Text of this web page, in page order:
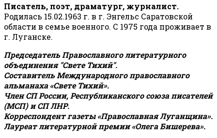
Писатель, поэт, драматург, журналист.
Родилась 15.02.1963 г. в г. Энгельс Саратовской
области в семье военного. С 1975 года проживает в
г. Луганске.
Председатель Православного литературного
объединения "Свете Тихий".
Составитель Международного православного
альманаха «Свете Тихий».
Член СП России, Республиканского союза писателей
(МСП) и СП ЛНР.
Корреспондент газеты «Православная Луганщина».
Лауреат литературной премии «Олега Бишерева».